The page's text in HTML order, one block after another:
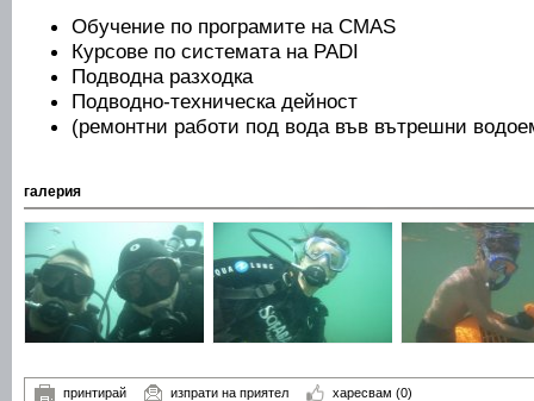
Обучение по програмите на CMAS
Курсове по системата на PADI
Подводна разходка
Подводно-техническа дейност
(ремонтни работи под вода във вътрешни
галерия
принтирай изпрати на приятел харесвам (0)